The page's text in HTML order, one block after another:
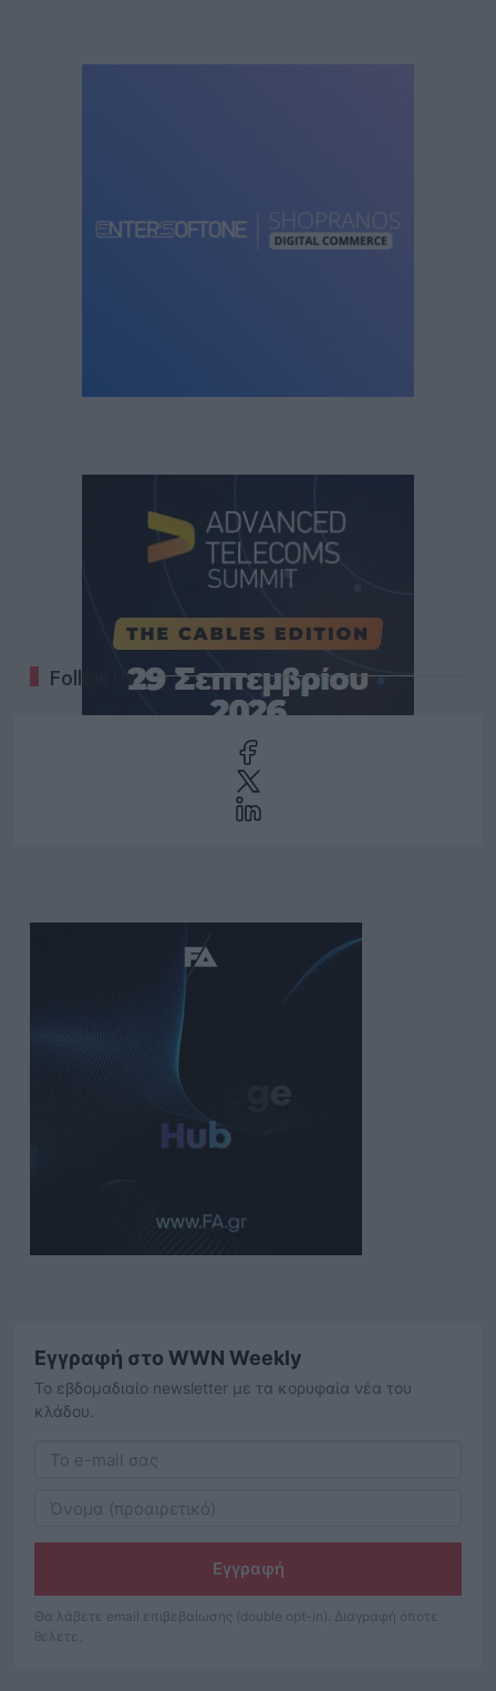
Follow Us
Εγγραφή στο WWN Weekly
Το εβδομαδιαίο newsletter με τα κορυφαία νέα του
κλάδου.
Εγγραφή
Θα λάβετε email επιβεβαίωσης (double opt-in). Διαγραφή όποτε
θέλετε.